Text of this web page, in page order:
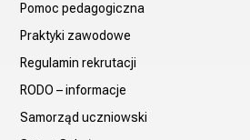
Pomoc pedagogiczna
Praktyki zawodowe
Regulamin rekrutacji
RODO – informacje
Samorząd uczniowski